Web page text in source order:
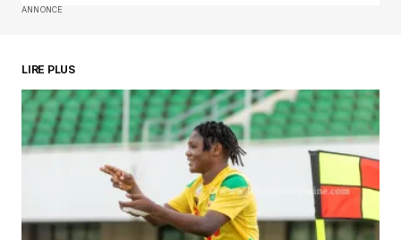
ANNONCE
LIRE PLUS